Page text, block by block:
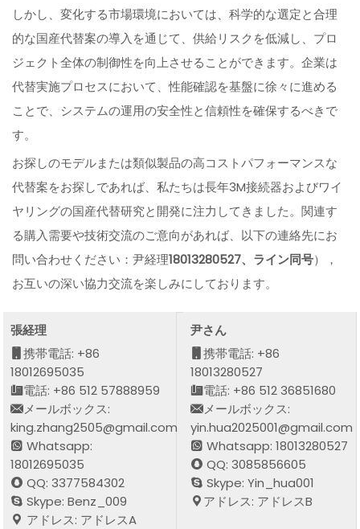
しかし、変化する市場環境においては、科学的な選定と合理
的な国産代替案の導入を通じて、供給リスクを低減し、プロ
ジェクト全体の制御性を向上させることができます。企業は
代替実施プロセスにおいて、性能確認を基盤に徐々に進める
ことで、システムの運用の安全性と信頼性を確保するべきで
す。
お探しのモデルまたは類似製品の高コストパフォーマンスな
代替案をお探しであれば、私たちは長年3M接続器およびワイ
ヤリングの国産代替研究と開発に注力してきました。関連す
る購入需要や技術交流のご意向があれば、以下の連絡先にお
問い合わせください：尹経理18013280527、ライン同号），
お互いの深い協力交流を楽しみにしております。
張経理
携帯電話: +86
18012695035
電話: +86 512 57888959
メールボックス:
king.zhang2505@gmail.com
Whatsapp:
18012695035
QQ: 3377584302
Skype: Benz_009
アドレス: アドレスA
尹さん
携帯電話: +86
18013280527
電話: +86 512 36851680
メールボックス:
yin.hua2025001@gmail.com
Whatsapp: 18013280527
QQ: 3085856605
Skype: Yin_hua001
アドレス: アドレスB